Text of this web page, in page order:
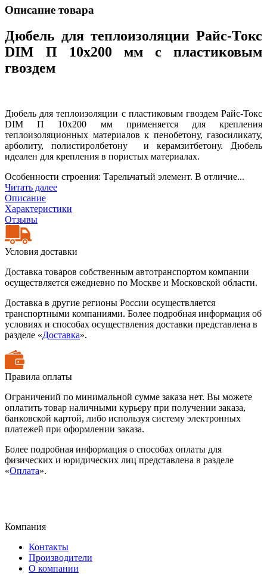
Описание товара
Дюбель для теплоизоляции Райс-Токс
DIM П 10х200 мм с пластиковым
гвоздем
Дюбель для теплоизоляции с пластиковым гвоздем Райс-Токс
DIM П 10х200 мм применяется для крепления
теплоизоляционных материалов к пенобетону, газосиликату,
арболиту, полистиролбетону и керамзитбетону. Дюбель
идеален для крепления в пористых материалах.
Особенности строения: Тарельчатый элемент. В отличие...
Читать далее
Описание
Характеристики
Отзывы
Условия доставки
Доставка товаров собственным автотранспортом компании
осуществляется ежедневно по Москве и Московской области.
Доставка в другие регионы России осуществляется
транспортными компаниями. Более подробная информация об
условиях и способах осуществления доставки представлена в
разделе «Доставка».
Правила оплаты
Ограничений по минимальной сумме заказа нет. Вы можете
оплатить товар наличными курьеру при получении заказа,
банковской картой, либо используя систему электронных
платежей при оформлении заказа.
Более подробная информация о способах оплаты для
физических и юридических лиц представлена в разделе
«Оплата».
Компания
Контакты
Производители
О компании